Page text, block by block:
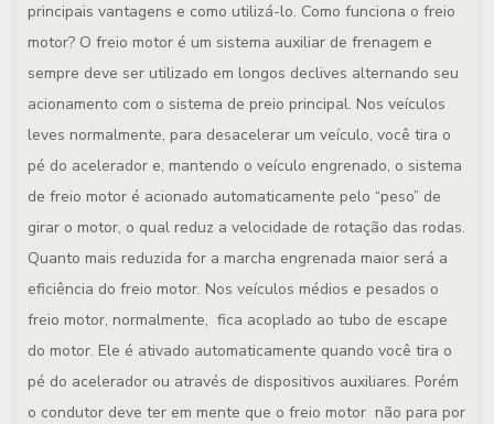
principais vantagens e como utilizá-lo. Como funciona o freio
motor? O freio motor é um sistema auxiliar de frenagem e
sempre deve ser utilizado em longos declives alternando seu
acionamento com o sistema de preio principal. Nos veículos
leves normalmente, para desacelerar um veículo, você tira o
pé do acelerador e, mantendo o veículo engrenado, o sistema
de freio motor é acionado automaticamente pelo “peso” de
girar o motor, o qual reduz a velocidade de rotação das rodas.
Quanto mais reduzida for a marcha engrenada maior será a
eficiência do freio motor. Nos veículos médios e pesados o
freio motor, normalmente, fica acoplado ao tubo de escape
do motor. Ele é ativado automaticamente quando você tira o
pé do acelerador ou através de dispositivos auxiliares. Porém
o condutor deve ter em mente que o freio motor não para por